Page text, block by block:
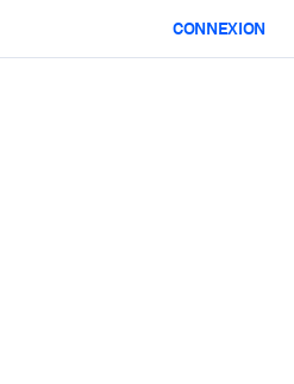
CONNEXION